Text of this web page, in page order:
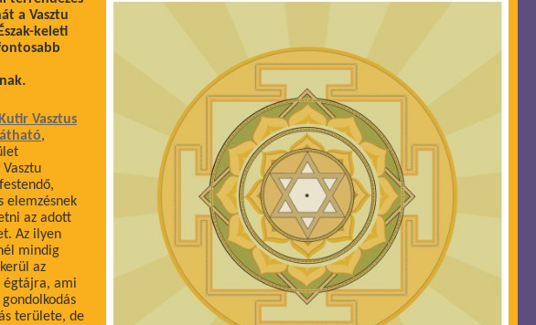
a Vasztu
keleti
Kutir Vasztus
,
elemzésnek
az adott
Az ilyen
mindig
az
égtájra, ami
területe, de